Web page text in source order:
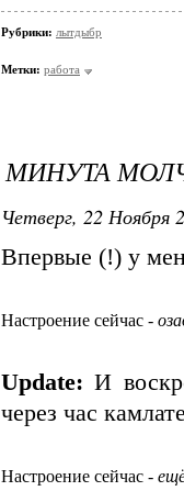
Рубрики: лытдыбр
Метки: работа
МИНУТА
Четверг, 22 Ноября
Впервые (!) у
Настроение сейчас -
Update: И
через час
Настроение сейчас -